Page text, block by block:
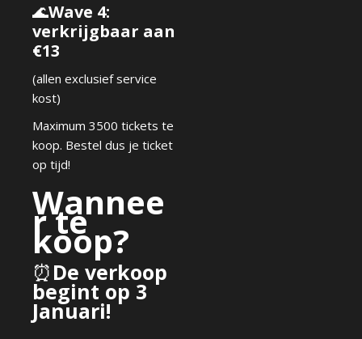
🌊Wave 4:
verkrijgbaar aan
€13
(allen exclusief service
kost)
Maximum 3500 tickets te
koop. Bestel dus je ticket
op tijd!
Wannee
r te
koop?
⏰De verkoop
begint op 3
Januari!